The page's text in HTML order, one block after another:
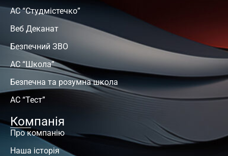
АС “Студмістечко”
Веб Деканат
Безпечний ЗВО
АС “Школа”
Безпечна та розумна школа
АС “Тест”
Компанія
Про компанію
Наша історія